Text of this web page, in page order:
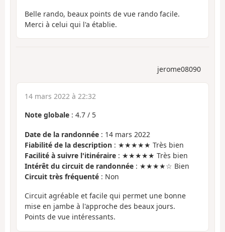
Belle rando, beaux points de vue rando facile.
Merci à celui qui l'a établie.
jerome08090
14 mars 2022 à 22:32
Note globale : 4.7 / 5
Date de la randonnée : 14 mars 2022
Fiabilité de la description : ★★★★★ Très bien
Facilité à suivre l'itinéraire : ★★★★★ Très bien
Intérêt du circuit de randonnée : ★★★★☆ Bien
Circuit très fréquenté : Non
Circuit agréable et facile qui permet une bonne
mise en jambe à l'approche des beaux jours.
Points de vue intéressants.